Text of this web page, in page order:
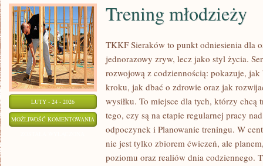
LUTY - 24 - 2026
MOŻLIWOŚĆ KOMENTOWANIA TRENING
MŁODZIEŻY
Trening młodzieży
TKKF Sieraków to punkt odniesienia dla
jednorazowy zryw, lecz jako styl życia.
rozwojową z codziennością: pokazuje,
kroku, jak dbać o zdrowie oraz jak
wysiłku. To miejsce dla tych, którzy chcą
tego, czy są na etapie regularnej pracy
odpoczynek i Planowanie treningu. W
nie jest tylko zbiorem ćwiczeń, ale
poziomu oraz realiów dnia codziennego.